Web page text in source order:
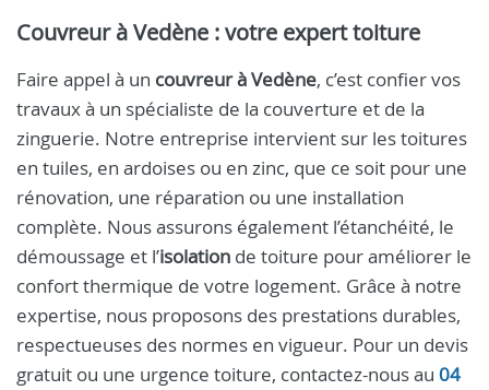
Couvreur à Vedène : votre expert toiture
Faire appel à un couvreur à Vedène, c’est confier vos
travaux à un spécialiste de la couverture et de la
zinguerie. Notre entreprise intervient sur les toitures
en tuiles, en ardoises ou en zinc, que ce soit pour une
rénovation, une réparation ou une installation
complète. Nous assurons également l’étanchéité, le
démoussage et l’isolation de toiture pour améliorer le
confort thermique de votre logement. Grâce à notre
expertise, nous proposons des prestations durables,
respectueuses des normes en vigueur. Pour un devis
gratuit ou une urgence toiture, contactez-nous au 04